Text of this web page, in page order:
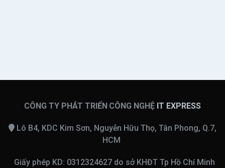
CÔNG TY PHÁT TRIỂN CÔNG NGHỆ IT EXPRESS
Lô B4, KDC Kim Sơn, Nguyễn Hữu Thọ, Tân Phong, Q.7,
HCM
Giấy phép KD: 0312324627 do sở KHĐT Tp Hồ Chí Minh